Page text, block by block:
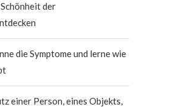
der
die Symptome und lerne wie
einer Person, eines Objekts,